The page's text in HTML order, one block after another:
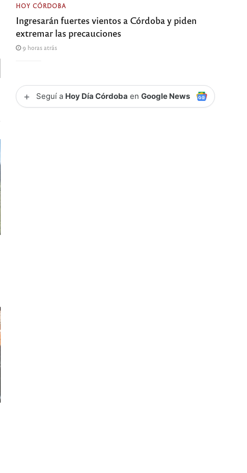
HOY CÓRDOBA
Ingresarán fuertes vientos a Córdoba y piden
extremar las precauciones
9 horas atrás
+ Seguí a Hoy Día Córdoba enGoogle News